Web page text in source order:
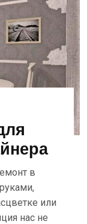
в
или
нас не